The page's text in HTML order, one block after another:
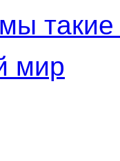
мир